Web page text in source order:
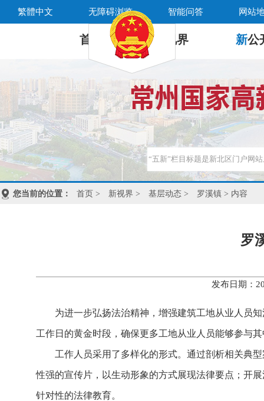
繁體中文 无障碍浏览 智能问答 网站
首 页 新 视界 新公
您当前的位置： 首页 > 新视界 > 基层动态 > 罗溪镇 > 内容
罗
发布日期：
为进一步弘扬法治精神，增强建筑工地从业人员
工作日的黄金时段，确保更多工地从业人员能够参与
工作人员采用了多样化的形式。通过剖析相关典
性强的宣传片，以生动形象的方式展现法律要点；开
针对性的法律教育。